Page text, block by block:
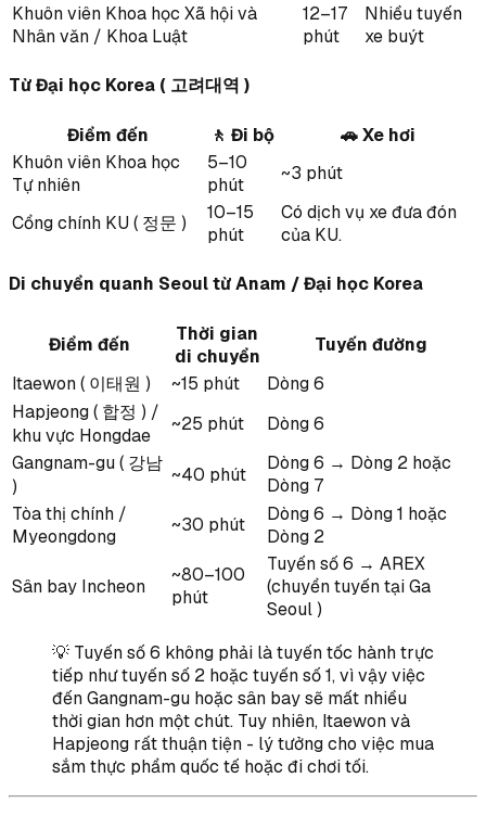
Khuôn viên Khoa học Xã hội và
Nhân văn / Khoa Luật
12–17
phút
Nhiều tuyến
xe buýt
Từ Đại học Korea ( 고려대역 )
Điểm đến 🚶 Đi bộ
🚗 Xe hơi
Khuôn viên Khoa học
Tự nhiên
5–10
phút
~3 phút
Cổng chính KU ( 정문 )
10–15
phút
Có dịch vụ xe đưa đón
của KU.
Di chuyển quanh Seoul từ Anam / Đại học Korea
Điểm đến
Thời gian
di chuyển
Tuyến đường
Itaewon ( 이태원 )
~15 phút
Dòng 6
Hapjeong ( 합정 ) /
khu vực Hongdae
~25 phút
Dòng 6
Gangnam-gu ( 강남
)
~40 phút
Dòng 6 → Dòng 2 hoặc
Dòng 7
Tòa thị chính /
Myeongdong
~30 phút
Dòng 6 → Dòng 1 hoặc
Dòng 2
Sân bay Incheon
~80–100
phút
Tuyến số 6 → AREX
(chuyển tuyến tại Ga
Seoul )
💡 Tuyến số 6 không phải là tuyến tốc hành trực
tiếp như tuyến số 2 hoặc tuyến số 1, vì vậy việc
đến Gangnam-gu hoặc sân bay sẽ mất nhiều
thời gian hơn một chút. Tuy nhiên, Itaewon và
Hapjeong rất thuận tiện - lý tưởng cho việc mua
sắm thực phẩm quốc tế hoặc đi chơi tối.